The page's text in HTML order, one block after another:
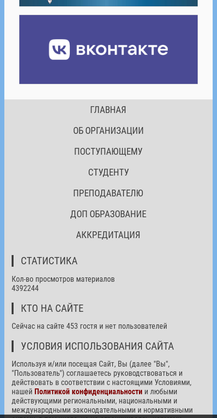
ГЛАВНАЯ
ОБ ОРГАНИЗАЦИИ
ПОСТУПАЮЩЕМУ
СТУДЕНТУ
ПРЕПОДАВАТЕЛЮ
ДОП ОБРАЗОВАНИЕ
АККРЕДИТАЦИЯ
СТАТИСТИКА
Кол-во просмотров материалов
4392244
КТО НА САЙТЕ
Сейчас на сайте 453 гостя и нет пользователей
УСЛОВИЯ ИСПОЛЬЗОВАНИЯ САЙТА
Используя и/или посещая Сайт, Вы (далее "Вы",
"Пользователь") соглашаетесь руководствоваться и
действовать в соответствии с настоящими Условиями,
нашей Политикой конфиденциальностии любыми
действующими региональными, национальными и
международными законодательными и нормативными